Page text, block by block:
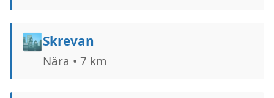
🏙️Skrevan
Nära • 7 km